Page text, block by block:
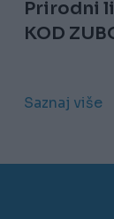
Prirodni
KOD
Saznaj više